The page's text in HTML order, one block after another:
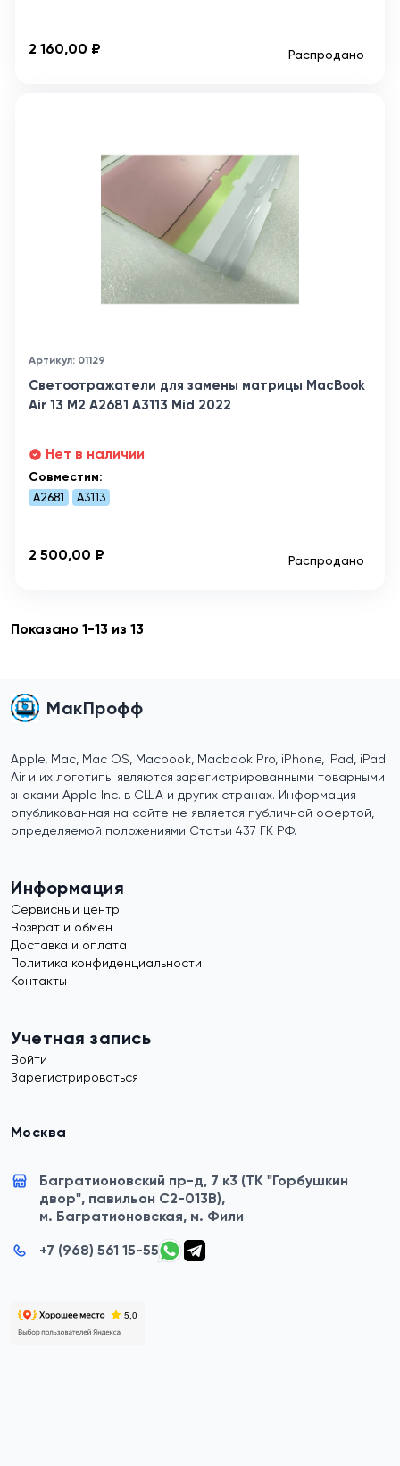
2 160,00 ₽ Распродано
Артикул: 01129
Светоотражатели для замены матрицы MacBook
Air 13 M2 A2681 A3113 Mid 2022
Нет в наличии
Совместим:
A2681 A3113
2 500,00 ₽ Распродано
Показано 1-13 из 13
МакПрофф
Apple, Mac, Mac OS, Macbook, Macbook Pro, iPhone, iPad, iPad
Air и их логотипы являются зарегистрированными товарными
знаками Apple Inc. в США и других странах. Информация
опубликованная на сайте не является публичной офертой,
определяемой положениями Статьи 437 ГК РФ.
Информация
Сервисный центр
Возврат и обмен
Доставка и оплата
Политика конфиденциальности
Контакты
Учетная запись
Войти
Зарегистрироваться
Москва
Багратионовский пр-д, 7 к3 (ТК "Горбушкин
двор", павильон C2-013B),
м. Багратионовская, м. Фили
+7 (968) 561 15-55